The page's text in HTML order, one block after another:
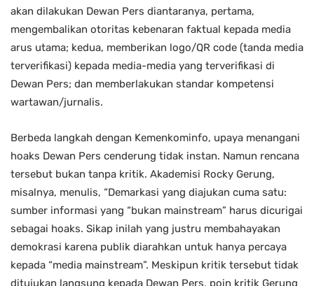
akan dilakukan Dewan Pers diantaranya, pertama,
mengembalikan otoritas kebenaran faktual kepada media
arus utama; kedua, memberikan logo/QR code (tanda media
terverifikasi) kepada media-media yang terverifikasi di
Dewan Pers; dan memberlakukan standar kompetensi
wartawan/jurnalis.
Berbeda langkah dengan Kemenkominfo, upaya menangani
hoaks Dewan Pers cenderung tidak instan. Namun rencana
tersebut bukan tanpa kritik. Akademisi Rocky Gerung,
misalnya, menulis, “Demarkasi yang diajukan cuma satu:
sumber informasi yang “bukan mainstream” harus dicurigai
sebagai hoaks. Sikap inilah yang justru membahayakan
demokrasi karena publik diarahkan untuk hanya percaya
kepada “media mainstream”. Meskipun kritik tersebut tidak
ditujukan langsung kepada Dewan Pers, poin kritik Gerung